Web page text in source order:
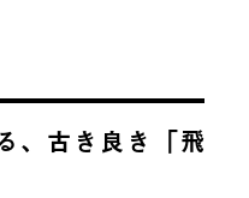
、古き良き「飛